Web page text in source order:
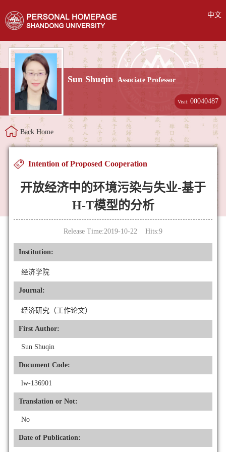
中文
Sun Shuqin Associate Professor
Visit:00040487
Back Home
Intention of Proposed Cooperation
开放经济中的环境污染与失业-基于
H-T模型的分析
Release Time:2019-10-22 Hits:9
Institution:
经济学院
Journal:
经济研究（工作论文）
First Author:
Sun Shuqin
Document Code:
lw-136901
Translation or Not:
No
Date of Publication: